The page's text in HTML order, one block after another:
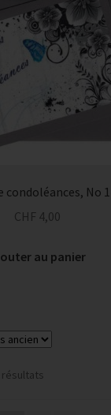
condoléances, No
CHF 4,00
au panier
résultatsTrié